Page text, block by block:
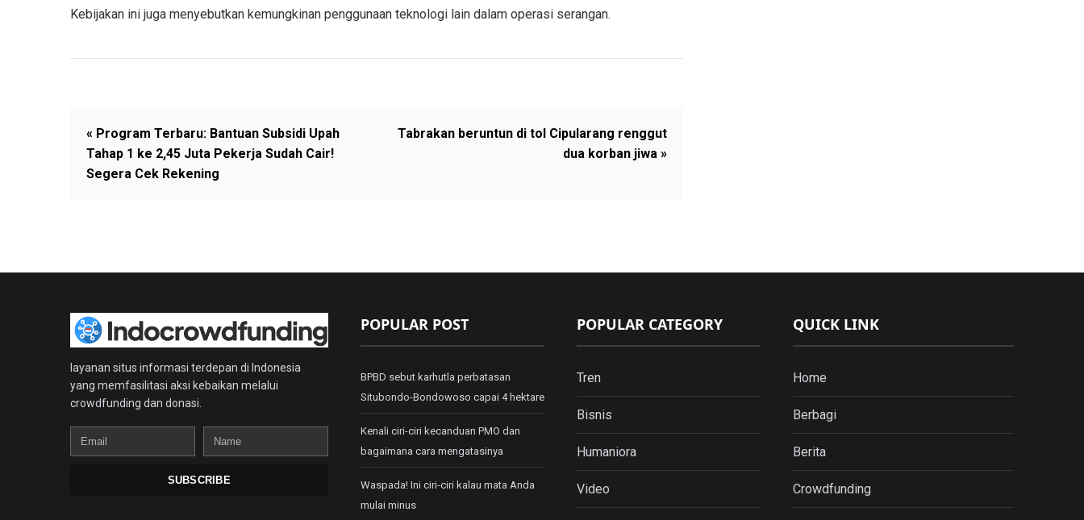
Kebijakan ini juga menyebutkan kemungkinan penggunaan teknologi lain dalam operasi serangan.
« Program Terbaru: Bantuan Subsidi Upah
Tahap 1 ke 2,45 Juta Pekerja Sudah Cair!
Segera Cek Rekening
Tabrakan beruntun di tol Cipularang renggut
dua korban jiwa »
layanan situs informasi terdepan di Indonesia
yang memfasilitasi aksi kebaikan melalui
crowdfunding dan donasi.
Email
Name
SUBSCRIBE
POPULAR POST
BPBD sebut karhutla perbatasan
Situbondo-Bondowoso capai 4 hektare
Kenali ciri-ciri kecanduan PMO dan
bagaimana cara mengatasinya
Waspada! Ini ciri-ciri kalau mata Anda
mulai minus
POPULAR CATEGORY
Tren
Bisnis
Humaniora
Video
QUICK LINK
Home
Berbagi
Berita
Crowdfunding